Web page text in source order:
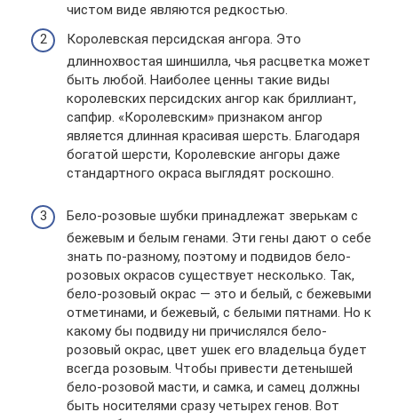
чистом виде являются редкостью.
Королевская персидская ангора. Это
длиннохвостая шиншилла, чья расцветка может
быть любой. Наиболее ценны такие виды
королевских персидских ангор как бриллиант,
сапфир. «Королевским» признаком ангор
является длинная красивая шерсть. Благодаря
богатой шерсти, Королевские ангоры даже
стандартного окраса выглядят роскошно.
Бело-розовые шубки принадлежат зверькам с
бежевым и белым генами. Эти гены дают о себе
знать по-разному, поэтому и подвидов бело-
розовых окрасов существует несколько. Так,
бело-розовый окрас — это и белый, с бежевыми
отметинами, и бежевый, с белыми пятнами. Но к
какому бы подвиду ни причислялся бело-
розовый окрас, цвет ушек его владельца будет
всегда розовым. Чтобы привести детенышей
бело-розовой масти, и самка, и самец должны
быть носителями сразу четырех генов. Вот